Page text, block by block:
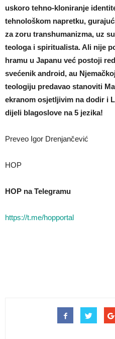
uskoro tehno-kloniranje
tehnološkom napretku,
za zoru transhumanizma, uz
teologa i spiritualista. Ali nije
hramu u Japanu već postoji
svećenik android, au
teologiju predavao stanoviti
ekranom osjetljivim na dodir i
dijeli blagoslove na 5 jezika!
Preveo Igor Drenjančević
HOP
HOP na Telegramu
https://t.me/hopportal